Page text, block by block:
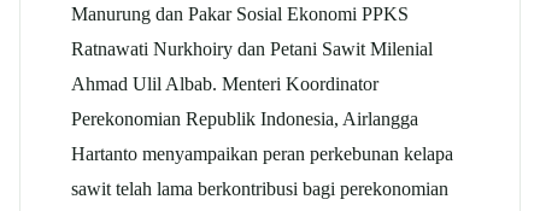
Manurung dan Pakar Sosial Ekonomi PPKS
Ratnawati Nurkhoiry dan Petani Sawit Milenial
Ahmad Ulil Albab. Menteri Koordinator
Perekonomian Republik Indonesia, Airlangga
Hartanto menyampaikan peran perkebunan kelapa
sawit telah lama berkontribusi bagi perekonomian